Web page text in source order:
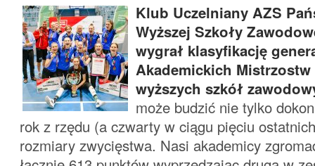
Klub Uczelniany AZS
Wyższej Szkoły
wygrał klasyfikację
Akademickich
wyższych szkół
może budzić nie tylko
rok z rzędu (a czwarty w ciągu pięciu
rozmiary zwycięstwa. Nasi akademicy